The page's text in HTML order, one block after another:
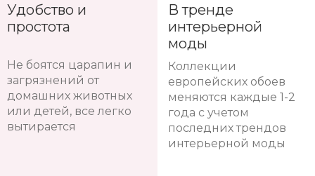
Удобство и
простота
Не боятся царапин и
загрязнений от
домашних животных
или детей, все легко
вытирается
В тренде
интерьерной
моды
Коллекции
европейских обоев
меняются каждые 1-2
года с учетом
последних трендов
интерьерной моды